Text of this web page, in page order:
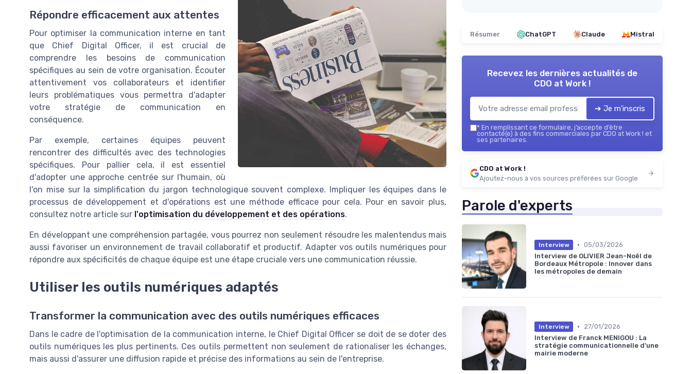
Répondre efficacement aux attentes
Pour optimiser la communication interne en tant
que Chief Digital Officer, il est crucial de
comprendre les besoins de communication
spécifiques au sein de votre organisation. Écouter
attentivement vos collaborateurs et identifier
leurs problématiques vous permettra d'adapter
votre stratégie de communication en
conséquence.
Par exemple, certaines équipes peuvent
rencontrer des difficultés avec des technologies
spécifiques. Pour pallier cela, il est essentiel
d'adopter une approche centrée sur l'humain, où
l'on mise sur la simplification du jargon technologique souvent complexe. Impliquer les équipes dans le
processus de développement et d'opérations est une méthode efficace pour cela. Pour en savoir plus,
consultez notre article sur l'optimisation du développement et des opérations.
En développant une compréhension partagée, vous pourrez non seulement résoudre les malentendus mais
aussi favoriser un environnement de travail collaboratif et productif. Adapter vos outils numériques pour
répondre aux spécificités de chaque équipe est une étape cruciale vers une communication réussie.
Utiliser les outils numériques adaptés
Transformer la communication avec des outils numériques efficaces
Dans le cadre de l'optimisation de la communication interne, le Chief Digital Officer se doit de se doter des
outils numériques les plus pertinents. Ces outils permettent non seulement de rationaliser les échanges,
mais aussi d'assurer une diffusion rapide et précise des informations au sein de l'entreprise.
Résumer ChatGPT Claude Mistral
Recevez les dernières actualités de
CDO at Work !
➔ Je m'inscris
* En remplissant ce formulaire, j’accepte d’être
contacté(e) à des fins commerciales par CDO at Work ! et
ses partenaires.
CDO at Work !
Ajoutez-nous à vos sources préférées sur Google
Parole d'experts
Interview • 05/03/2026
Interview de OLIVIER Jean-Noël de
Bordeaux Métropole : Innover dans
les métropoles de demain
Interview •
27/01/2026
Interview de Franck MENIGOU : La
stratégie communicationnelle d'une
mairie moderne